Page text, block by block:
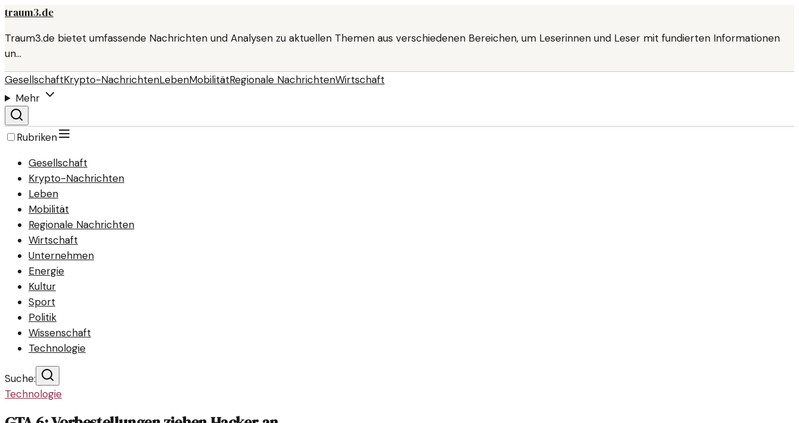
traum3.de
Traum3.de bietet umfassende Nachrichten und Analysen zu aktuellen Themen aus verschiedenen Bereichen, um Leserinnen und Leser mit fundierten Informationen
un…
GesellschaftKrypto-NachrichtenLebenMobilitätRegionale NachrichtenWirtschaft
Mehr
Rubriken
Gesellschaft
Krypto-Nachrichten
Leben
Mobilität
Regionale Nachrichten
Wirtschaft
Unternehmen
Energie
Kultur
Sport
Politik
Wissenschaft
Technologie
Suche:
Technologie